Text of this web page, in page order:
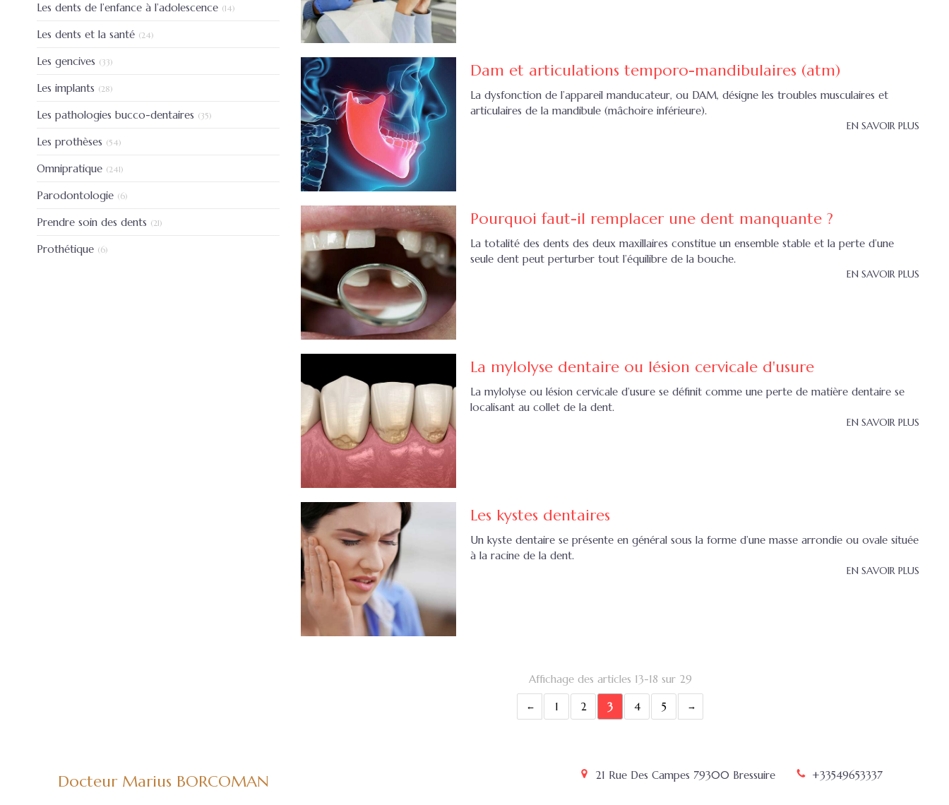
Dam et articulations temporo-mandibulaires (atm)
La dysfonction de l’appareil manducateur, ou DAM, désigne les troubles musculaires et
articulaires de la mandibule (mâchoire inférieure).
EN SAVOIR PLUS
Pourquoi faut-il remplacer une dent manquante ?
La totalité des dents des deux maxillaires constitue un ensemble stable et la perte d’une
seule dent peut perturber tout l’équilibre de la bouche.
EN SAVOIR PLUS
La mylolyse dentaire ou lésion cervicale d'usure
La mylolyse ou lésion cervicale d’usure se définit comme une perte de matière dentaire se
localisant au collet de la dent.
EN SAVOIR PLUS
Les kystes dentaires
Un kyste dentaire se présente en général sous la forme d’une masse arrondie ou ovale située
à la racine de la dent.
EN SAVOIR PLUS
Affichage des articles 13-18 sur 29
1 2 3 4 5
Les dents de l’enfance à l’adolescence (14)
Les dents et la santé (24)
Les gencives (33)
Les implants (28)
Les pathologies bucco-dentaires (35)
Les prothèses (54)
Omnipratique (241)
Parodontologie (6)
Prendre soin des dents (21)
Prothétique (6)
Docteur Marius BORCOMAN 21 Rue Des Campes 79300 Bressuire +33549653337